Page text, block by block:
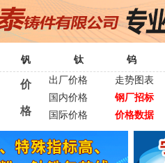
钒 钛 钨
价
格
出厂价格
走势图表
国内价格
钢厂招标
国际价格
价格数据